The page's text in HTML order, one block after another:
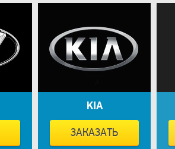
KIA
ЗАКАЗАТЬ